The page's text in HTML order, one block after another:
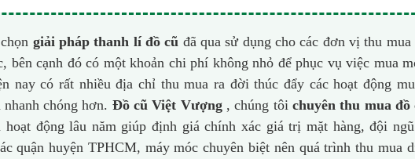
giải pháp thanh lí đồ cũ đã qua sử dụng cho các đơn vị thu mua
bên cạnh đó có một khoản chi phí không nhỏ để phục vụ việc mua
nay có rất nhiều địa chỉ thu mua ra đời thúc đẩy các hoạt động
chóng hơn. Đồ cũ Việt Vượng, chúng tôi chuyên thu mua đồ
động lâu năm giúp định giá chính xác giá trị mặt hàng, đội
quận huyện TPHCM, máy móc chuyên biệt nên quá trình thu mua